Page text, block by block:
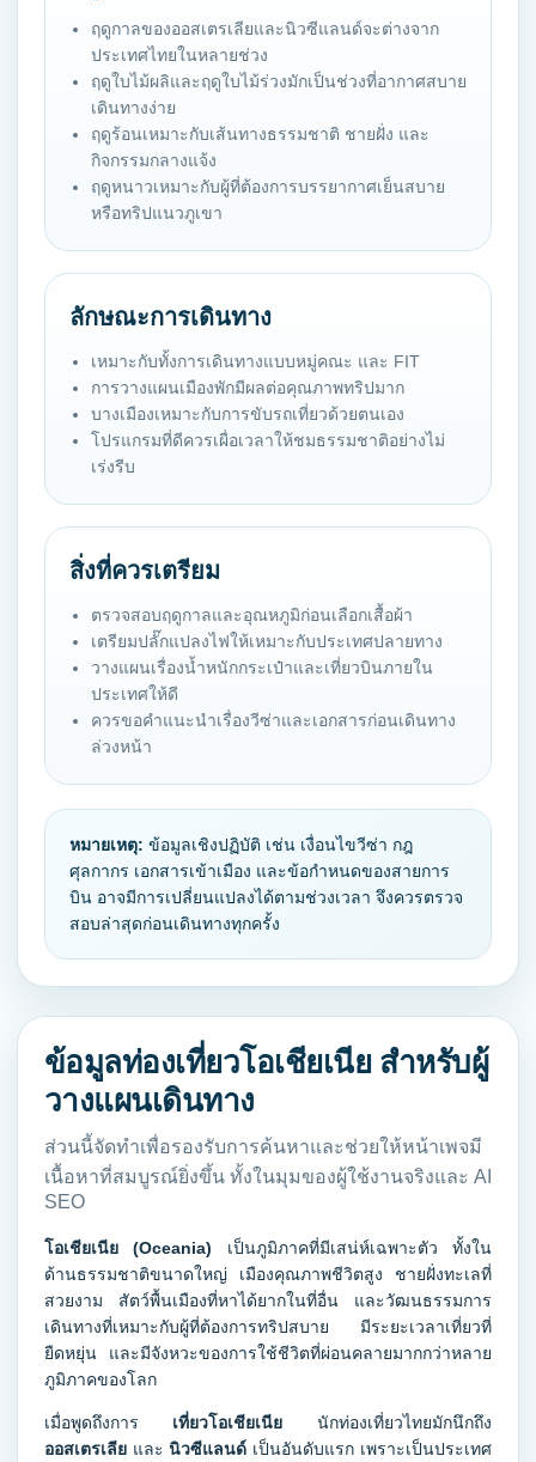
ฤดูกาลของออสเตรเลียและนิวซีแลนด์จะต่างจาก
ประเทศไทยในหลายช่วง
ฤดูใบไม้ผลิและฤดูใบไม้ร่วงมักเป็นช่วงที่อากาศสบาย
เดินทางง่าย
ฤดูร้อนเหมาะกับเส้นทางธรรมชาติ ชายฝั่ง และ
กิจกรรมกลางแจ้ง
ฤดูหนาวเหมาะกับผู้ที่ต้องการบรรยากาศเย็นสบาย
หรือทริปแนวภูเขา
ลักษณะการเดินทาง
เหมาะกับทั้งการเดินทางแบบหมู่คณะ และ FIT
การวางแผนเมืองพักมีผลต่อคุณภาพทริปมาก
บางเมืองเหมาะกับการขับรถเที่ยวด้วยตนเอง
โปรแกรมที่ดีควรเผื่อเวลาให้ชมธรรมชาติอย่างไม่
เร่งรีบ
สิ่งที่ควรเตรียม
ตรวจสอบฤดูกาลและอุณหภูมิก่อนเลือกเสื้อผ้า
เตรียมปลั๊กแปลงไฟให้เหมาะกับประเทศปลายทาง
วางแผนเรื่องน้ำหนักกระเป๋าและเที่ยวบินภายใน
ประเทศให้ดี
ควรขอคำแนะนำเรื่องวีซ่าและเอกสารก่อนเดินทาง
ล่วงหน้า
หมายเหตุ: ข้อมูลเชิงปฏิบัติ เช่น เงื่อนไขวีซ่า กฎ
ศุลกากร เอกสารเข้าเมือง และข้อกำหนดของสายการ
บิน อาจมีการเปลี่ยนแปลงได้ตามช่วงเวลา จึงควรตรวจ
สอบล่าสุดก่อนเดินทางทุกครั้ง
ข้อมูลท่องเที่ยวโอเชียเนีย สำหรับผู้
วางแผนเดินทาง
ส่วนนี้จัดทำเพื่อรองรับการค้นหาและช่วยให้หน้าเพจมี
เนื้อหาที่สมบูรณ์ยิ่งขึ้น ทั้งในมุมของผู้ใช้งานจริงและ AI
SEO
โอเชียเนีย (Oceania) เป็นภูมิภาคที่มีเสน่ห์เฉพาะตัว ทั้งใน
ด้านธรรมชาติขนาดใหญ่ เมืองคุณภาพชีวิตสูง ชายฝั่งทะเลที่
สวยงาม สัตว์พื้นเมืองที่หาได้ยากในที่อื่น และวัฒนธรรมการ
เดินทางที่เหมาะกับผู้ที่ต้องการทริปสบาย มีระยะเวลาเที่ยวที่
ยืดหยุ่น และมีจังหวะของการใช้ชีวิตที่ผ่อนคลายมากกว่าหลาย
ภูมิภาคของโลก
เมื่อพูดถึงการ เที่ยวโอเชียเนีย นักท่องเที่ยวไทยมักนึกถึง
ออสเตรเลีย และ นิวซีแลนด์ เป็นอันดับแรก เพราะเป็นประเทศ